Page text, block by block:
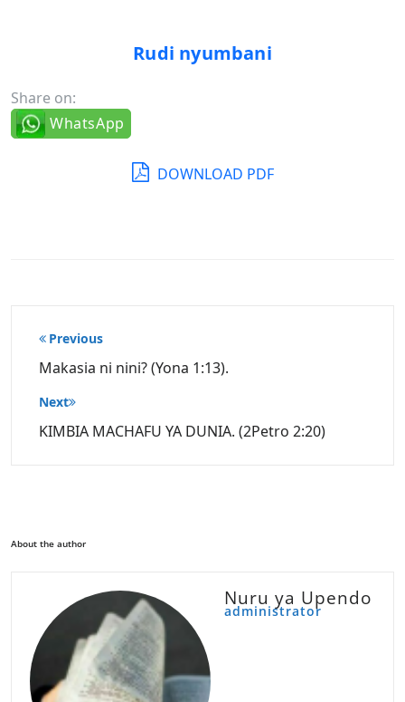
Rudi nyumbani
Share on:
WhatsApp
DOWNLOAD PDF
Post
navigation
Previous
Makasia ni nini? (Yona 1:13).
Next
KIMBIA MACHAFU YA DUNIA. (2Petro 2:20)
About the author
Nuru ya Upendo
administrator